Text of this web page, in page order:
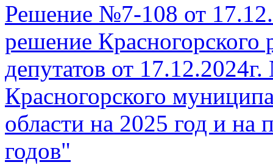
Решение №7-108 от
решение Красногорского
депутатов от
Красногорского
области на 2025 год и
годов"